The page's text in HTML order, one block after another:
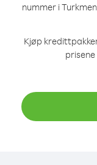
nummer i
Kjøp